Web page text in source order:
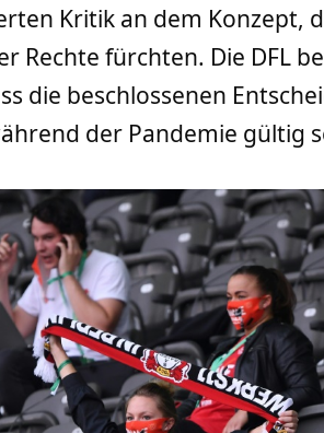
Kritik an dem Konzept,
Rechte fürchten. Die DFL
die beschlossenen
der Pandemie gültig